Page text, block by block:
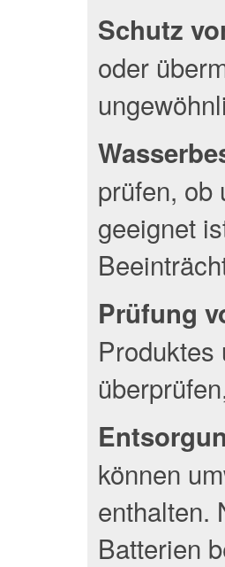
Schutz
oder
prüfen, ob
geeignet
Prüfung
Produktes
können
enthalten.
Batterien